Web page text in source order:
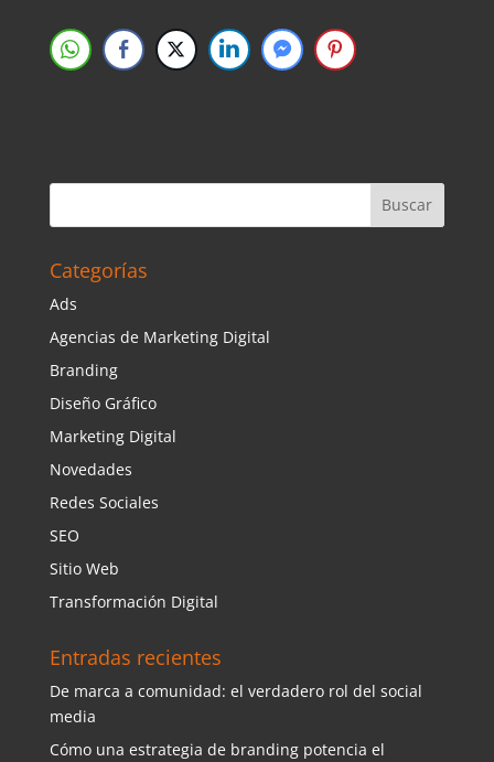
Categorías
Ads
Agencias de Marketing Digital
Branding
Diseño Gráfico
Marketing Digital
Novedades
Redes Sociales
SEO
Sitio Web
Transformación Digital
Entradas recientes
De marca a comunidad: el verdadero rol del social
media
Cómo una estrategia de branding potencia el